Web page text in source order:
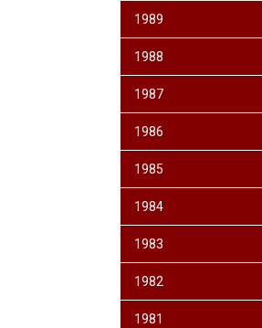
1989
1988
1987
1986
1985
1984
1983
1982
1981